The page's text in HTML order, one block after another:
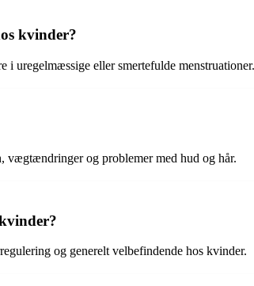
kvinder?
i uregelmæssige eller smertefulde menstruationer.
vægtændringer og problemer med hud og hår.
og generelt velbefindende hos kvinder.